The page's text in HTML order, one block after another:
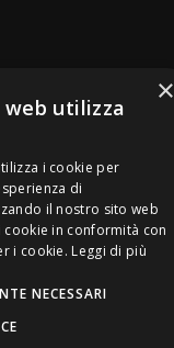
da
×
utilizza
i cookie per
di
il nostro sito web
cookie in conformità con
i cookie. Leggi di più
NECESSARI